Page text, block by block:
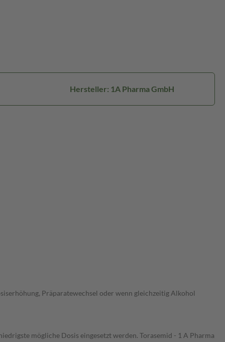
Hersteller: 1A Pharma GmbH
Präparatewechsel oder wenn gleichzeitig Alkohol
mögliche Dosis eingesetzt werden. Torasemid - 1 A Pharma